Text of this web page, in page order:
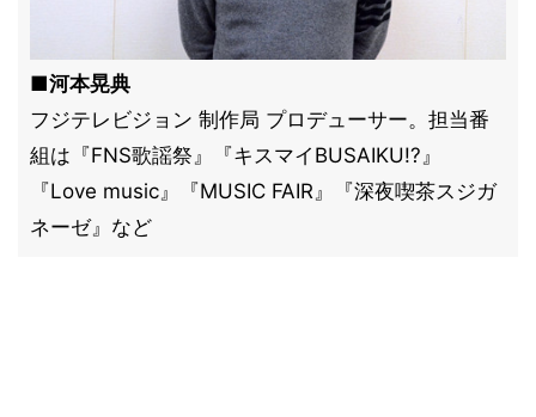
■河本晃典
フジテレビジョン 制作局 プロデューサー。担当番
組は『FNS歌謡祭』『キスマイBUSAIKU!?』
『Love music』『MUSIC FAIR』『深夜喫茶スジガ
ネーゼ』など